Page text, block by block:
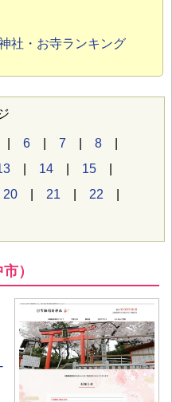
社・お寺ランキング
6 7 8
14 15
20 21 22
）